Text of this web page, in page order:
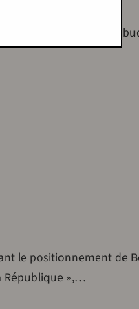
constitution
nationale française un
le positionnement de
République »,…